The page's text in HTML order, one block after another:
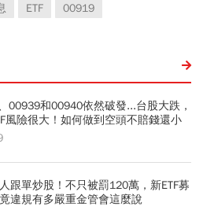
ETF 00919
00939和00940依然破發...台股大跌，
風險很大！如何做到空頭不賠錢還小
跟單炒股！不只被罰120萬，新ETF募
違規有多嚴重金管會這麼說